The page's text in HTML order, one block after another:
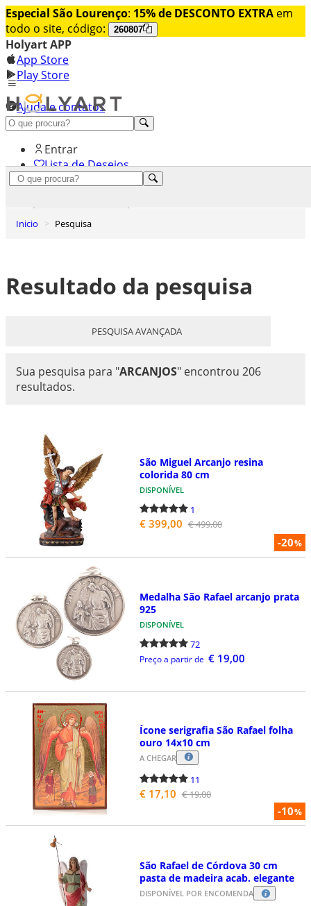
Especial São Lourenço: 15% de DESCONTO EXTRA em
todo o site, código:
260807
Holyart APP
App Store
Play Store
Ajuda e contatos
Conheça premium
Entrar
Lista de Desejos
Inicio Pesquisa
Resultado da pesquisa
PESQUISA AVANÇADA
Sua pesquisa para "ARCANJOS" encontrou 206
resultados.
-20%
São Miguel Arcanjo resina
colorida 80 cm
DISPONÍVEL
1
€ 399,00 € 499,00
Medalha São Rafael arcanjo prata
925
DISPONÍVEL
72
Preço a partir de € 19,00
-10%
Ícone serigrafia São Rafael folha
ouro 14x10 cm
A CHEGAR
11
€ 17,10 € 19,00
São Rafael de Córdova 30 cm
pasta de madeira acab. elegante
DISPONÍVEL POR ENCOMENDA